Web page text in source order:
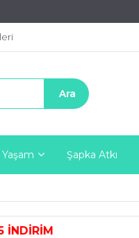
Yaşam Şapka Atkı